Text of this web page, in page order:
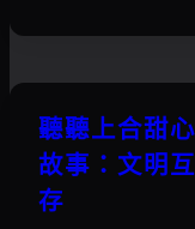
聽聽上合甜
故事：文明
存